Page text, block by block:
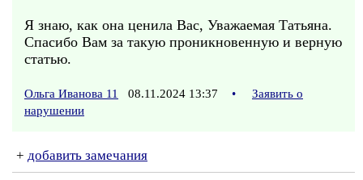
Я знаю, как она ценила Вас, Уважаемая Татьяна.
Спасибо Вам за такую проникновенную и верную
статью.
Ольга Иванова 11 08.11.2024 13:37 •
Заявить о
нарушении
+ добавить замечания